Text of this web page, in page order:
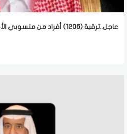
عاجل..ترقية (1206) أفراد من منسوبي الأمن العام بمختلف التخصصات